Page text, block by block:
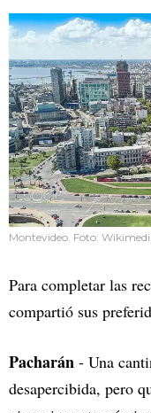
Montevideo. Foto:
Para completar las
compartió sus
Pacharán - Una
desapercibida, pero